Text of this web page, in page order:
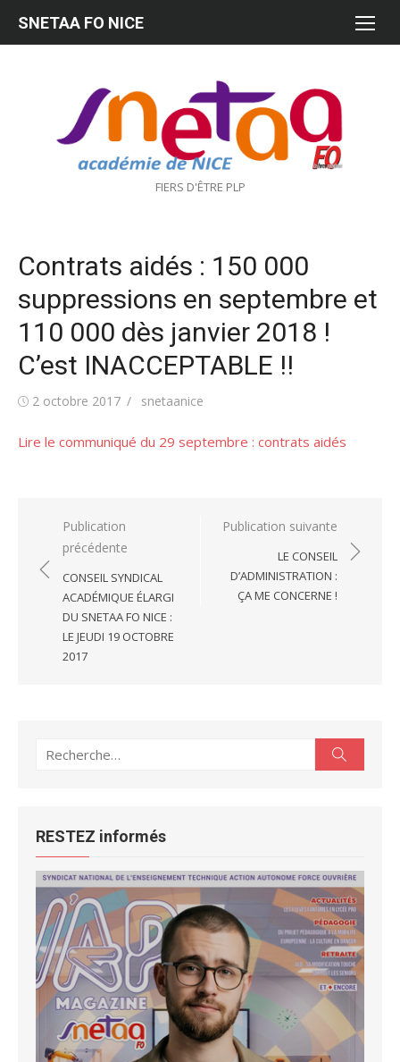
FIERS D'ÊTRE PLP
SNETAA FO NICE
Contrats aidés : 150 000
suppressions en septembre et
110 000 dès janvier 2018 !
C’est INACCEPTABLE !!
Publié2 octobre 2017 Auteur/autrice
snetaanice
Lire le communiqué du 29 septembre : contrats aidés
Navigation
l’article
Publication
précédente
CONSEIL SYNDICAL
ACADÉMIQUE ÉLARGI
DU SNETAA FO NICE :
LE JEUDI 19 OCTOBRE
2017
Publication suivante
LE CONSEIL
D’ADMINISTRATION :
ÇA ME CONCERNE !
Recherche
RESTEZ informés